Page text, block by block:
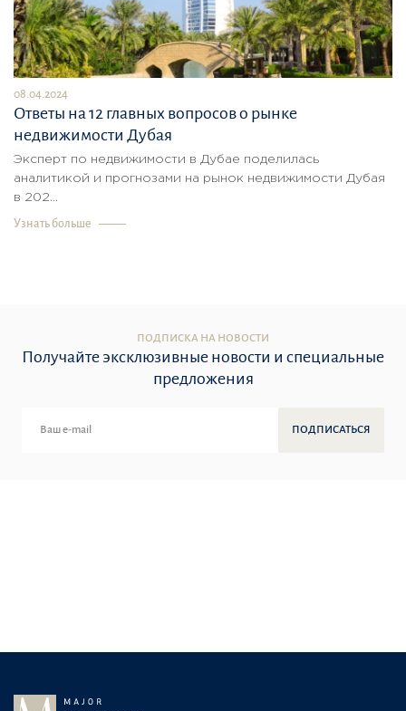
08.04.2024
Ответы на 12 главных вопросов о рынке
недвижимости Дубая
Эксперт по недвижимости в Дубае поделилась
аналитикой и прогнозами на рынок недвижимости Дубая
в 202...
Узнать больше
ПОДПИСКА НА НОВОСТИ
Получайте эксклюзивные новости и специальные
предложения
ПОДПИСАТЬСЯ